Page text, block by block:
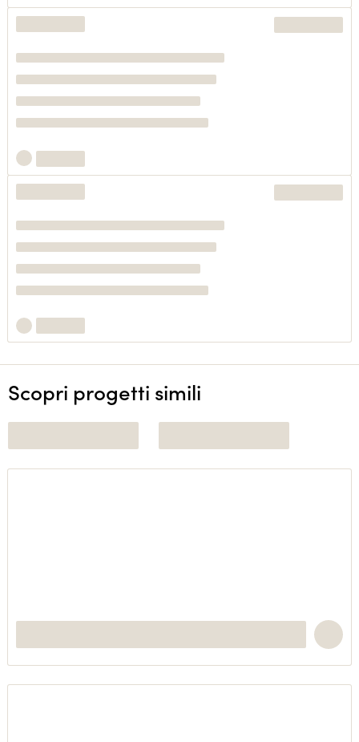
Scopri progetti simili